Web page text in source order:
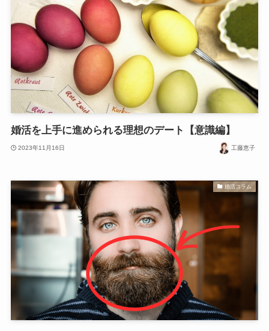
婚活を上手に進められる理想のデート【意識編】
2023年11月16日 工藤恵子
婚活コラム